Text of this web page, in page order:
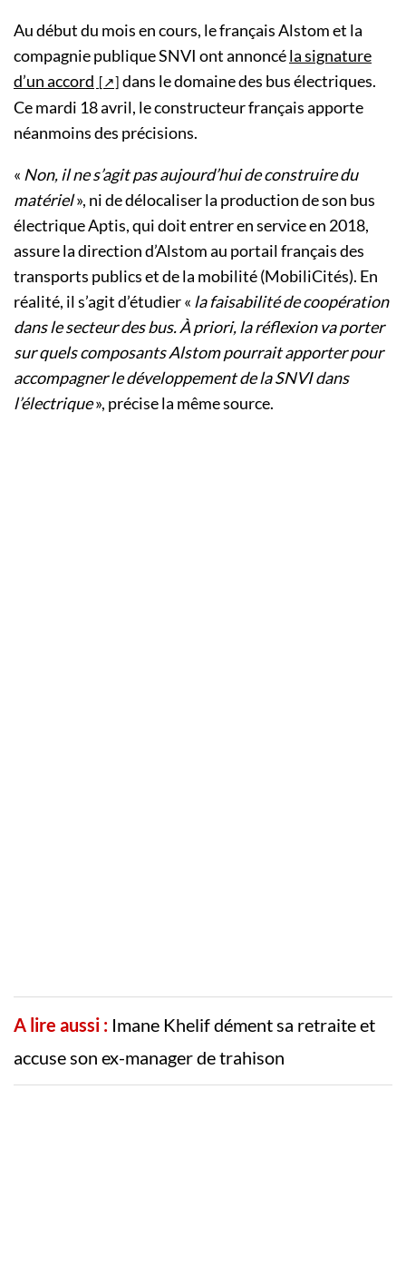
Au début du mois en cours, le français Alstom et la
compagnie publique SNVI ont annoncéla signature
d’un accord
dans le domaine des bus électriques.
Ce mardi 18 avril, le constructeur français apporte
néanmoins des précisions.
« Non, il ne s’agit pas aujourd’hui de construire du
matériel», ni de délocaliser la production de son bus
électrique Aptis, qui doit entrer en service en 2018,
assure la direction d’Alstom au portail français des
transports publics et de la mobilité (MobiliCités). En
réalité, il s’agit d’étudier « la faisabilité de coopération
dans le secteur des bus. À priori, la réflexion va porter
sur quels composants Alstom pourrait apporter pour
accompagner le développement de la SNVI dans
l’électrique», précise la même source.
A lire aussi : Imane Khelif dément sa retraite et
accuse son ex-manager de trahison